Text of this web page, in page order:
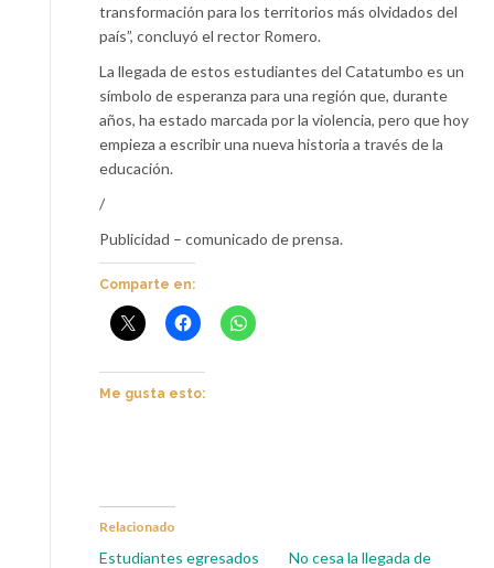
transformación para los territorios más olvidados del
país”, concluyó el rector Romero.
La llegada de estos estudiantes del Catatumbo es un
símbolo de esperanza para una región que, durante
años, ha estado marcada por la violencia, pero que hoy
empieza a escribir una nueva historia a través de la
educación.
/
Publicidad – comunicado de prensa.
Comparte en:
Me gusta esto:
Relacionado
Estudiantes egresados
No cesa la llegada de